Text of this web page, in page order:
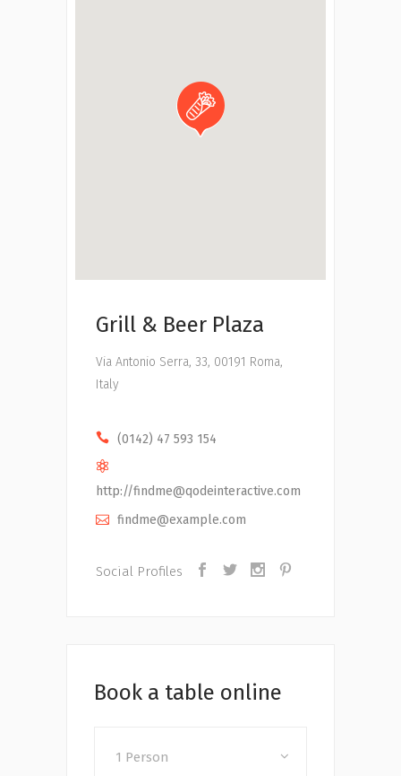
Grill & Beer Plaza
Via Antonio Serra, 33, 00191 Roma,
Italy
(0142) 47 593 154
http://findme@qodeinteractive.com
findme@example.com
Social Profiles
Book a table online
1 Person